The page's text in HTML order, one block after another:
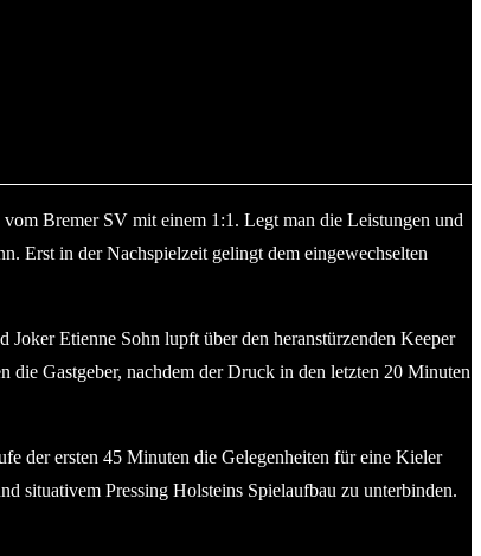
Bremer SV mit einem 1:1. Legt man die Leistungen und
Erst in der Nachspielzeit gelingt dem eingewechselten
Etienne Sohn lupft über den heranstürzenden Keeper
Gastgeber, nachdem der Druck in den letzten 20 Minuten
der ersten 45 Minuten die Gelegenheiten für eine Kieler
situativem Pressing Holsteins Spielaufbau zu unterbinden.